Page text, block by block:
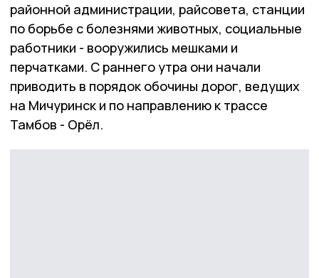
районной администрации, райсовета, станции
по борьбе с болезнями животных, социальные
работники - вооружились мешками и
перчатками. С раннего утра они начали
приводить в порядок обочины дорог, ведущих
на Мичуринск и по направлению к трассе
Тамбов - Орёл.